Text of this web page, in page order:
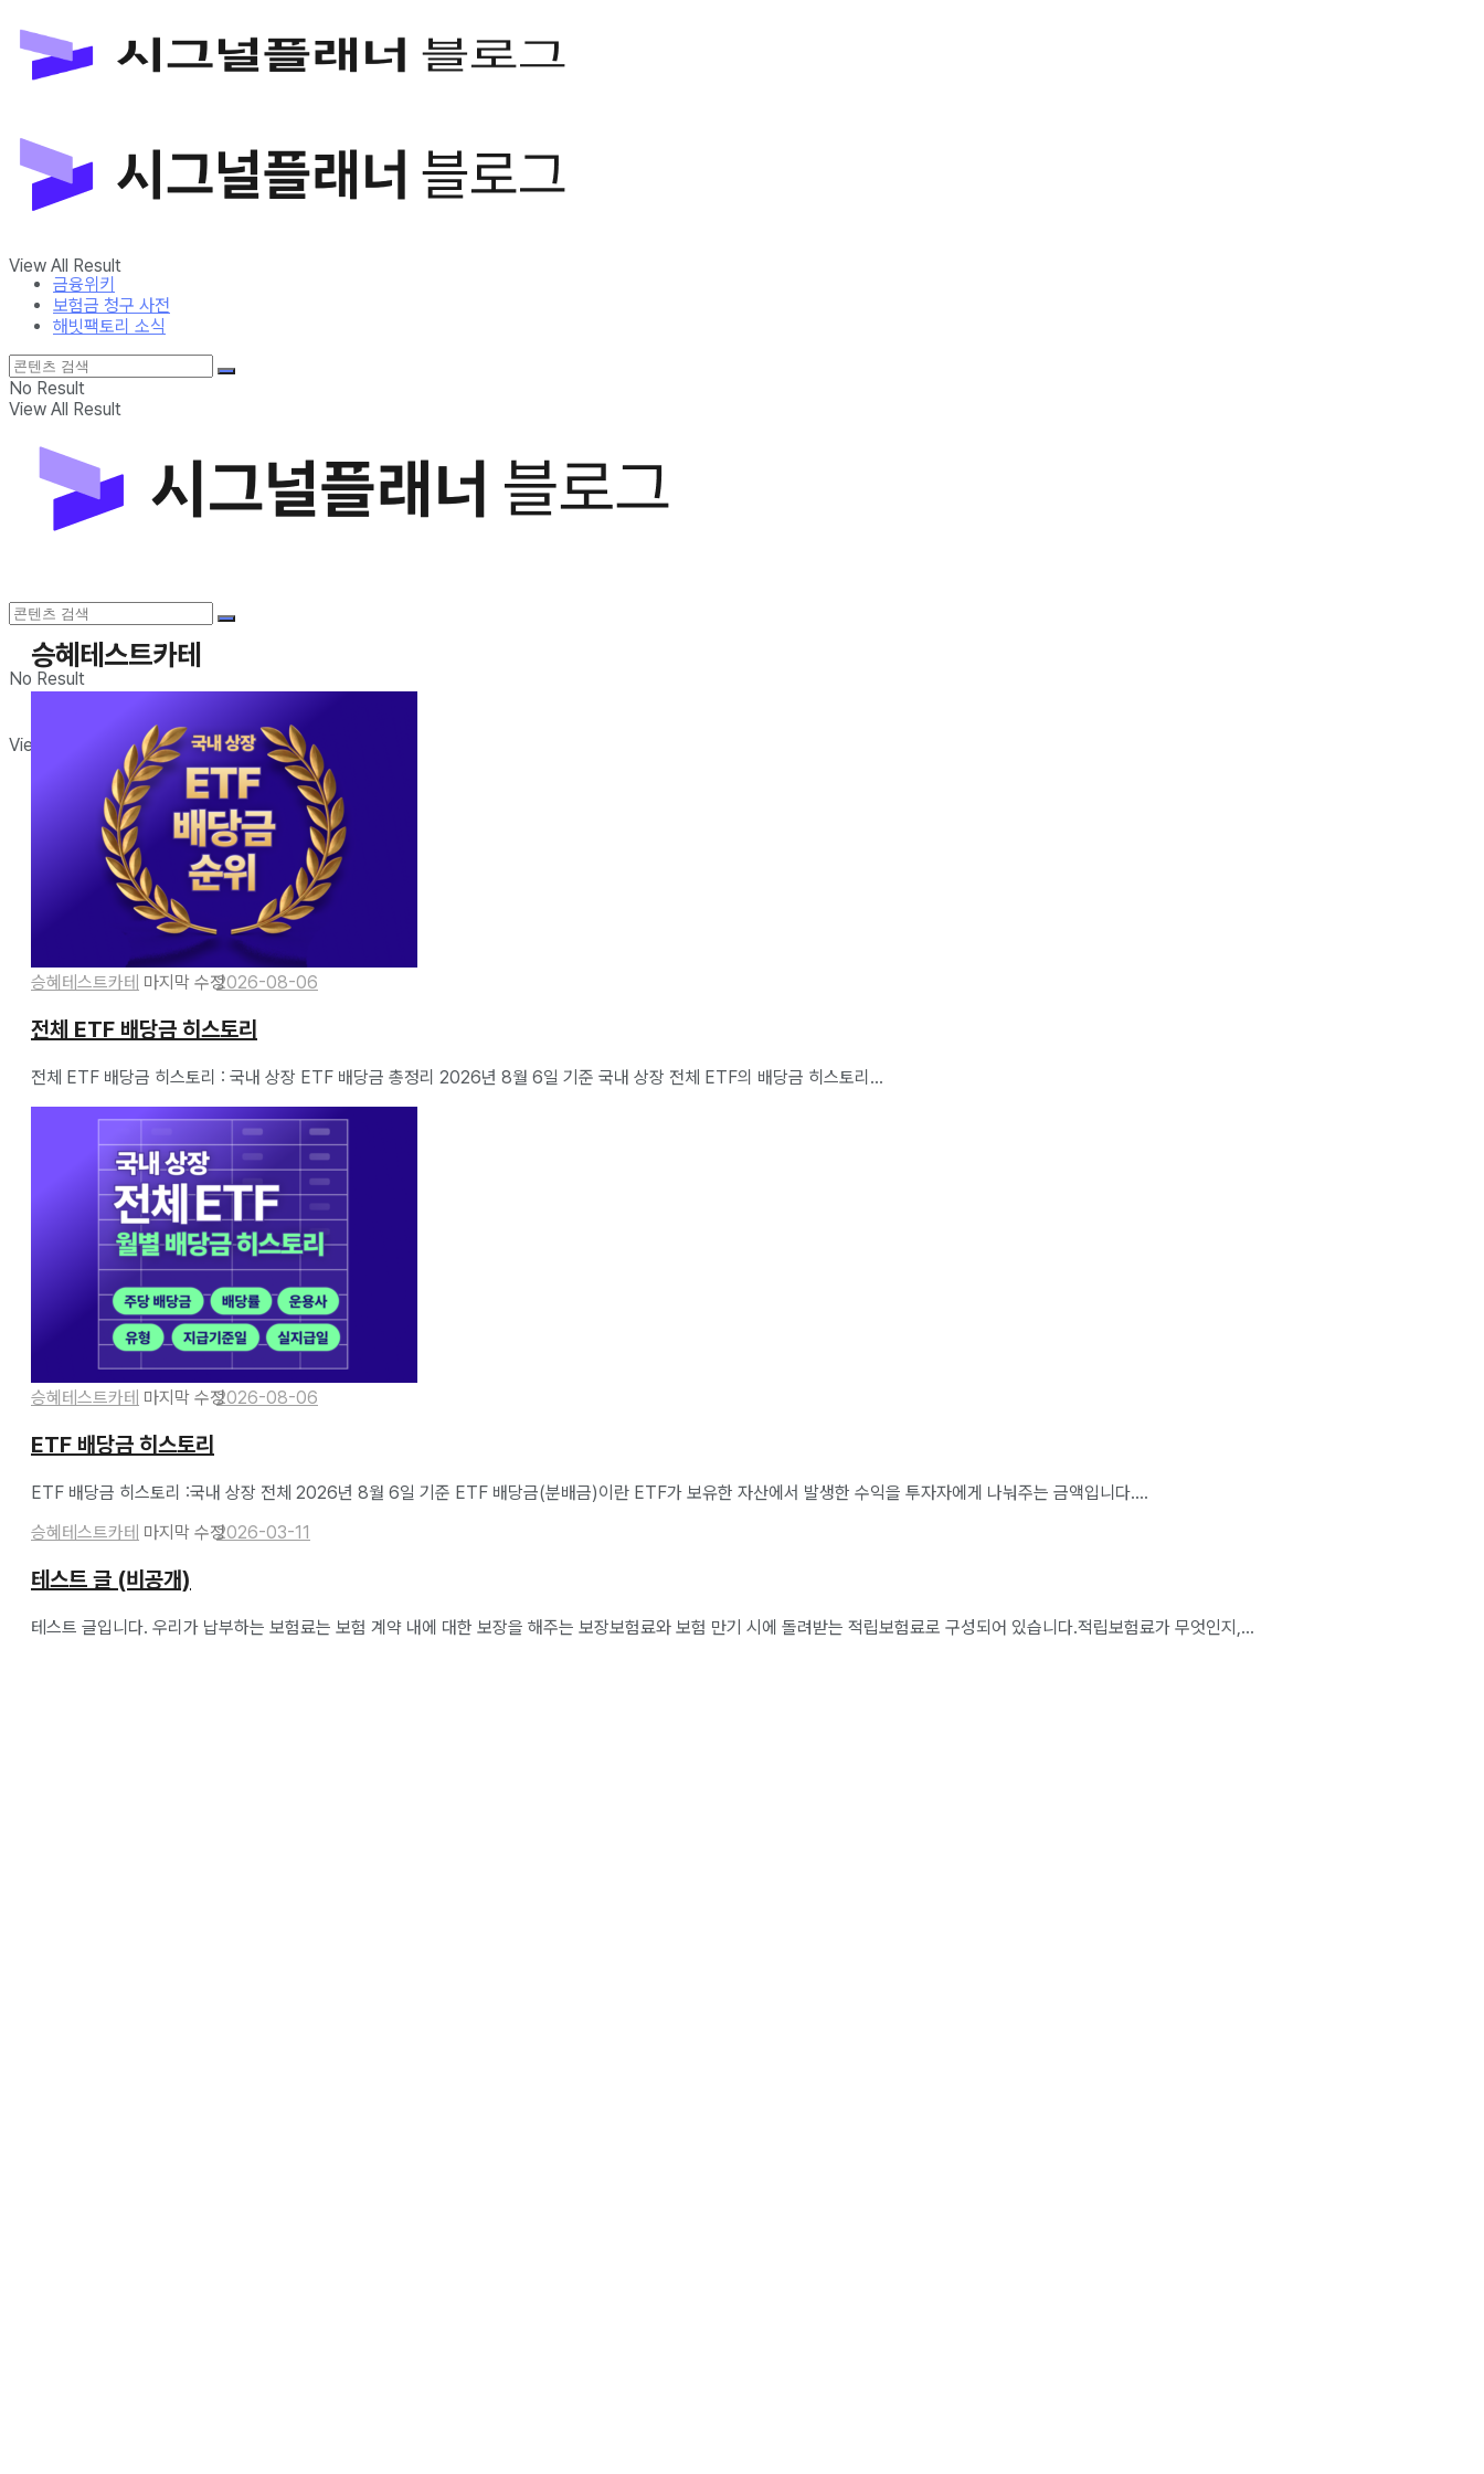
보험금 청구 사전
해빗팩토리 소식
View All Result
금융위키
보험금 청구 사전
해빗팩토리 소식
No Result
View All Result
No Result
View All Result
승혜테스트카테
승혜테스트카테 2026-08-06
전체 ETF 배당금 히스토리
전체 ETF 배당금 히스토리 : 국내 상장 ETF 배당금 총정리 2026년 8월 6일 기준 국내 상장 전체 ETF의 배당금 히스토리...
승혜테스트카테 2026-08-06
ETF 배당금 히스토리
ETF 배당금 히스토리 :국내 상장 전체 2026년 8월 6일 기준 ETF 배당금(분배금)이란 ETF가 보유한 자산에서 발생한 수익을 투자자에게 나눠주는 금액입니다....
승혜테스트카테
2026-03-11
테스트 글 (비공개)
테스트 글입니다. 우리가 납부하는 보험료는 보험 계약 내에 대한 보장을 해주는 보장보험료와 보험 만기 시에 돌려받는 적립보험료로 구성되어 있습니다.적립보험료가 무엇인지,...